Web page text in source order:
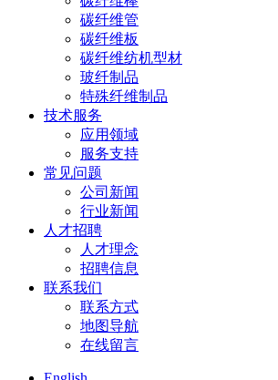
碳纤维管
碳纤维板
碳纤维纺机型材
玻纤制品
特殊纤维制品
技术服务
应用领域
服务支持
常见问题
公司新闻
行业新闻
人才招聘
人才理念
招聘信息
联系我们
联系方式
地图导航
在线留言